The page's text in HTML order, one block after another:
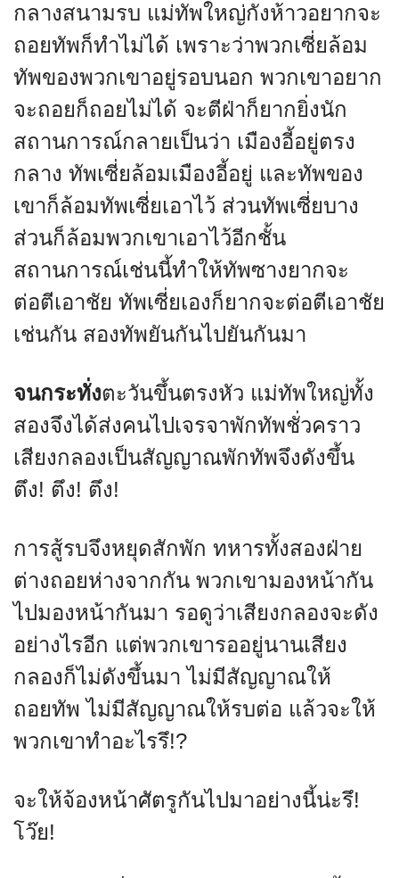
กลางสนามรบ แม่ทัพใหญ่กังห้าวอยากจะ
ถอยทัพก็ทำไม่ได้ เพราะว่าพวกเซี่ยล้อม
ทัพของพวกเขาอยู่รอบนอก พวกเขาอยาก
จะถอยก็ถอยไม่ได้ จะตีฝ่าก็ยากยิ่งนัก
สถานการณ์กลายเป็นว่า เมืองอี้อยู่ตรง
กลาง ทัพเซี่ยล้อมเมืองอี้อยู่ และทัพของ
เขาก็ล้อมทัพเซี่ยเอาไว้ ส่วนทัพเซี่ยบาง
ส่วนก็ล้อมพวกเขาเอาไว้อีกชั้น
สถานการณ์เช่นนี้ทำให้ทัพซางยากจะ
ต่อตีเอาชัย ทัพเซี่ยเองก็ยากจะต่อตีเอาชัย
เช่นกัน สองทัพยันกันไปยันกันมา
จนกระทั่งตะวันขึ้นตรงหัว แม่ทัพใหญ่ทั้ง
สองจึงได้ส่งคนไปเจรจาพักทัพชั่วคราว
เสียงกลองเป็นสัญญาณพักทัพจึงดังขึ้น
ตึง! ตึง! ตึง!
การสู้รบจึงหยุดสักพัก ทหารทั้งสองฝ่าย
ต่างถอยห่างจากกัน พวกเขามองหน้ากัน
ไปมองหน้ากันมา รอดูว่าเสียงกลองจะดัง
อย่างไรอีก แต่พวกเขารออยู่นานเสียง
กลองก็ไม่ดังขึ้นมา ไม่มีสัญญาณให้
ถอยทัพ ไม่มีสัญญาณให้รบต่อ แล้วจะให้
พวกเขาทำอะไรรึ!?
จะให้จ้องหน้าศัตรูกันไปมาอย่างนี้น่ะรึ!
โว๊ย!